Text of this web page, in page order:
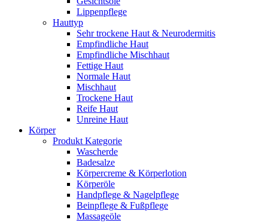
Lippenpflege
Hauttyp
Sehr trockene Haut & Neurodermitis
Empfindliche Haut
Empfindliche Mischhaut
Fettige Haut
Normale Haut
Mischhaut
Trockene Haut
Reife Haut
Unreine Haut
Körper
Produkt Kategorie
Wascherde
Badesalze
Körpercreme & Körperlotion
Körperöle
Handpflege & Nagelpflege
Beinpflege & Fußpflege
Massageöle